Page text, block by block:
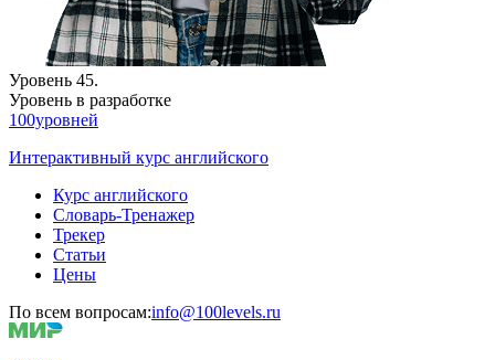
Уровень 45.
Уровень в разработке
100уровней
Интерактивный курс английского
Курс английского
Словарь-Тренажер
Трекер
Статьи
Цены
По всем вопросам:info@100levels.ru